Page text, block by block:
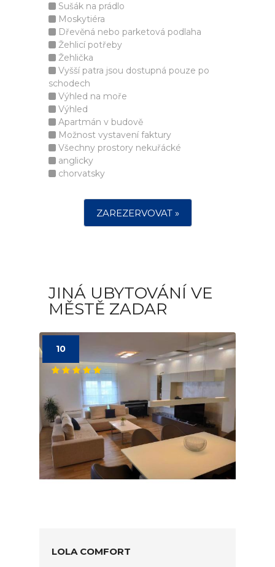
Sušák na prádlo
Moskytiéra
Dřevěná nebo parketová podlaha
Žehlicí potřeby
Žehlička
Vyšší patra jsou dostupná pouze po
schodech
Výhled na moře
Výhled
Apartmán v budově
Možnost vystavení faktury
Všechny prostory nekuřácké
anglicky
chorvatsky
ZAREZERVOVAT »
JINÁ UBYTOVÁNÍ VE
MĚSTĚ ZADAR
10
LOLA COMFORT